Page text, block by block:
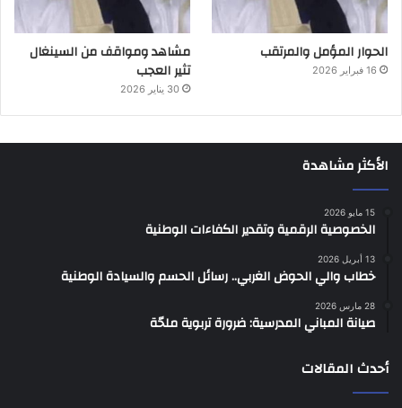
الحوار المؤمل والمرتقب
16 فبراير 2026
مشاهد ومواقف من السينغال
تثير العجب
30 يناير 2026
الأكثر مشاهدة
15 مايو 2026
الخصوصية الرقمية وتقدير الكفاءات الوطنية
13 أبريل 2026
خطاب والي الحوض الغربي.. رسائل الحسم والسيادة الوطنية
28 مارس 2026
صيانة المباني المدرسية: ضرورة تربوية ملحّة
أحدث المقالات